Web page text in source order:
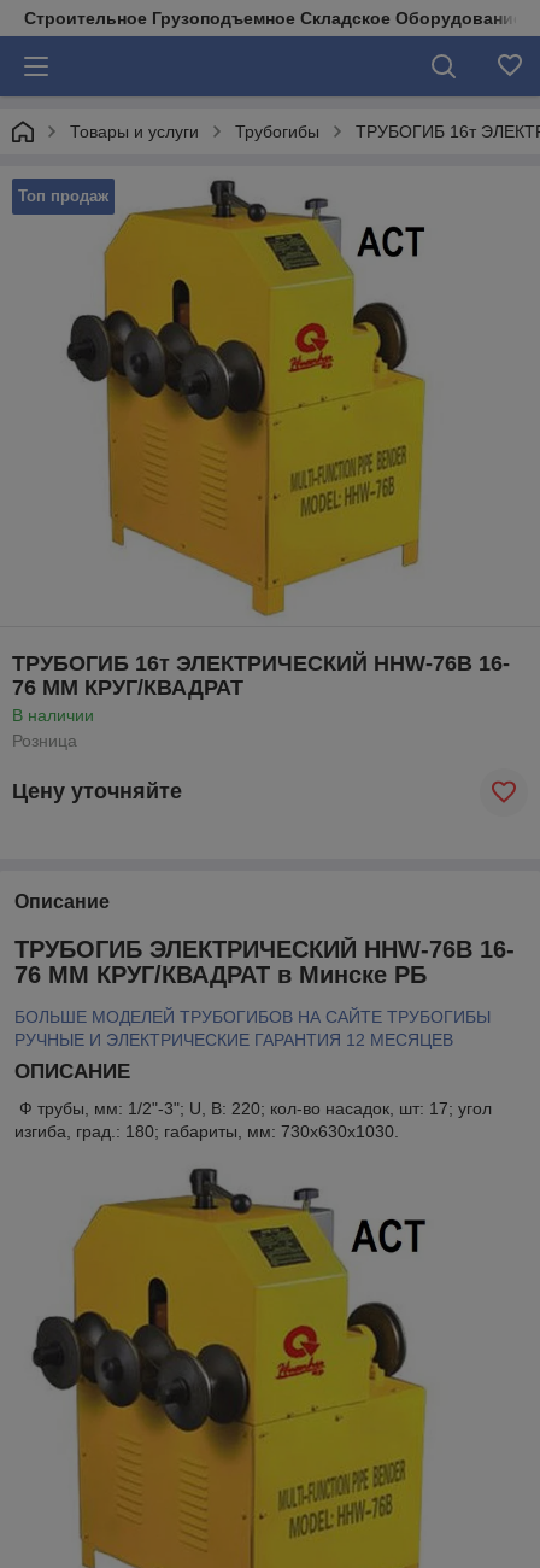
Строительное Грузоподъемное Складское Оборудование
Товары и услуги Трубогибы ТРУБОГИБ 16т
Топ продаж
ТРУБОГИБ 16т ЭЛЕКТРИЧЕСКИЙ HHW-76B 16-
76 ММ КРУГ/КВАДРАТ
В наличии
Розница
Цену уточняйте
Описание
ТРУБОГИБ ЭЛЕКТРИЧЕСКИЙ HHW-76B 16-
76 ММ КРУГ/КВАДРАТ в Минске РБ
БОЛЬШЕ МОДЕЛЕЙ ТРУБОГИБОВ НА САЙТЕ ТРУБОГИБЫ
РУЧНЫЕ И ЭЛЕКТРИЧЕСКИЕ ГАРАНТИЯ 12 МЕСЯЦЕВ
ОПИСАНИЕ
Ф трубы, мм: 1/2"-3"; U, В: 220; кол-во насадок, шт: 17; угол
изгиба, град.: 180; габариты, мм: 730х630х1030.